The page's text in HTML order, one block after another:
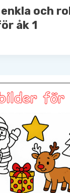
och
åk 1